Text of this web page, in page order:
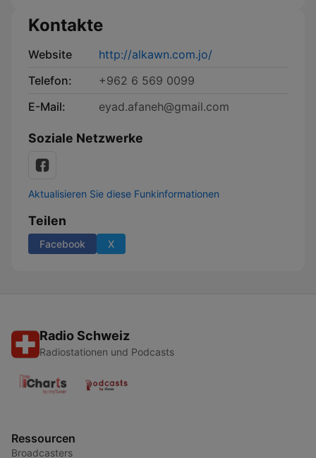
Kontakte
Website
http://alkawn.com.jo/
Telefon:
+962 6 569 0099
E-Mail:
eyad.afaneh@gmail.com
Soziale Netzwerke
Aktualisieren Sie diese Funkinformationen
Teilen
Facebook X
Radio Schweiz
Radiostationen und Podcasts
Ressourcen
Broadcasters